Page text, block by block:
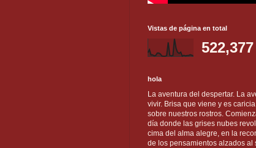
Vistas de página en total
522,377
hola
La aventura del despertar. La
vivir. Brisa que viene y es
sobre nuestros rostros.
día donde las grises nubes
cima del alma alegre, en la
de los pensamientos alzados al